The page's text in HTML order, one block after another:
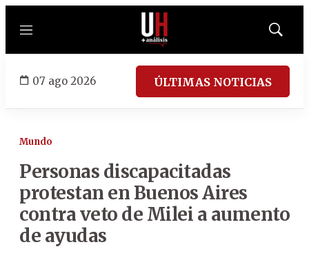
Menú
Mostrar
07 ago 2026 ÚLTIMAS NOTICIAS
Mundo
Personas discapacitadas
protestan en Buenos Aires
contra veto de Milei a aumento
de ayudas